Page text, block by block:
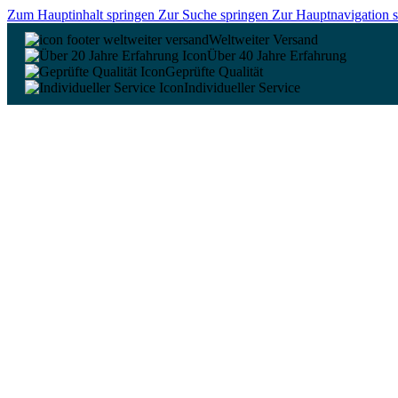
Zum Hauptinhalt springen Zur Suche springen Zur Hauptnavigation
Weltweiter Versand
Über 40 Jahre Erfahrung
Geprüfte Qualität
Individueller Service